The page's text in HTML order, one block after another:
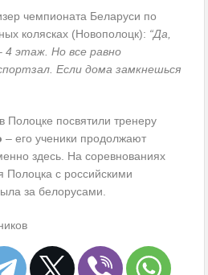
чемпионата Беларуси по
колясках (Новополоцк): “Да,
4 этаж. Но все равно
Если дома замкнешься
посвятили тренеру
– его ученики продолжают
здесь. На соревнованиях
Полоцка с российскими
за белорусами.